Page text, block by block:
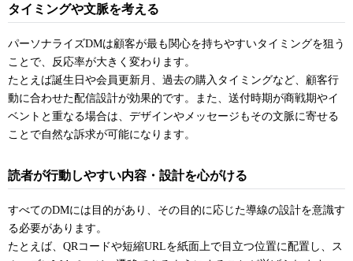
タイミングや文脈を考える
パーソナライズDMは顧客が最も関心を持ちやすいタイミングを狙う
ことで、反応率が大きく変わります。
たとえば誕生日や会員更新月、過去の購入タイミングなど、顧客行
動に合わせた配信設計が効果的です。また、送付時期が商戦期やイ
ベントと重なる場合は、デザインやメッセージもその文脈に寄せる
ことで自然な訴求が可能になります。
読者が行動しやすい内容・設計を心がける
すべてのDMには目的があり、その目的に応じた導線の設計を意識す
る必要があります。
たとえば、QRコードや短縮URLを紙面上で目立つ位置に配置し、ス